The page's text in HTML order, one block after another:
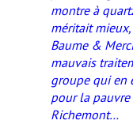
montre à
méritait
Baume &
mauvais
groupe qui en
pour la
Richemont…